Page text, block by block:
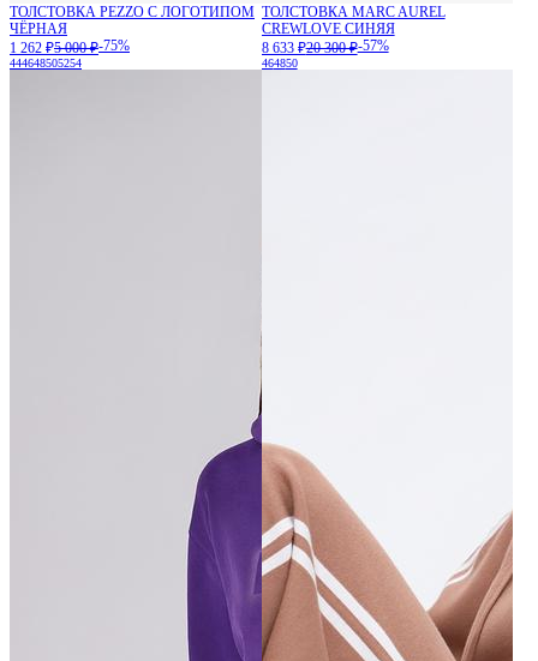
ТОЛСТОВКА PEZZO С ЛОГОТИПОМ
ЧЁРНАЯ
1 262 ₽5 000 ₽-75%
444648505254
ТОЛСТОВКА MARC AUREL
CREWLOVE СИНЯЯ
8 633 ₽20 300 ₽-57%
464850